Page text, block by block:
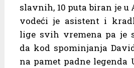
slavnih, 10 puta biran je u
vodeći je asistent i
lige svih vremena pa je
da kod spominjanja
na pamet padne legenda